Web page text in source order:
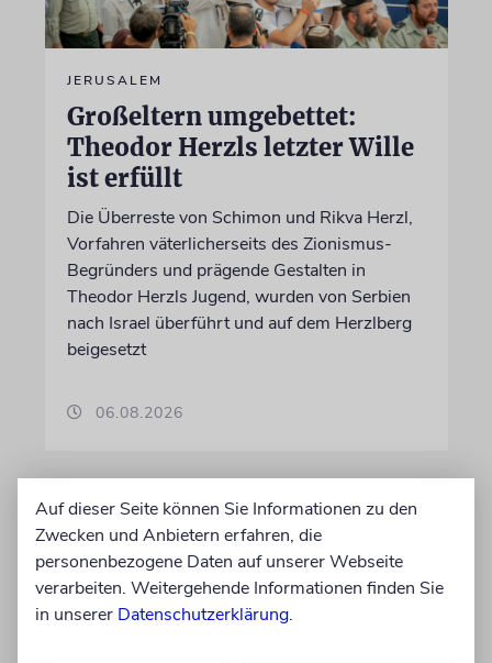
JERUSALEM
Großeltern umgebettet:
Theodor Herzls letzter Wille
ist erfüllt
Die Überreste von Schimon und Rikva Herzl,
Vorfahren väterlicherseits des Zionismus-
Begründers und prägende Gestalten in
Theodor Herzls Jugend, wurden von Serbien
nach Israel überführt und auf dem Herzlberg
beigesetzt
06.08.2026
Auf dieser Seite können Sie Informationen zu den
Zwecken und Anbietern erfahren, die
personenbezogene Daten auf unserer Webseite
verarbeiten. Weitergehende Informationen finden Sie
in unserer Datenschutzerklärung.